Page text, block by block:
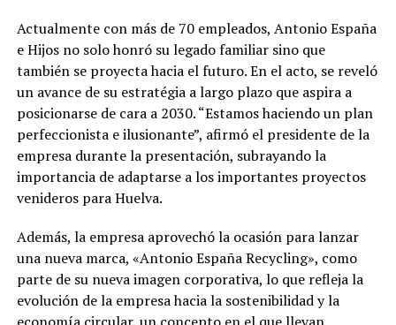
Actualmente con más de 70 empleados, Antonio España
e Hijos no solo honró su legado familiar sino que
también se proyecta hacia el futuro. En el acto, se reveló
un avance de su estratégia a largo plazo que aspira a
posicionarse de cara a 2030. “Estamos haciendo un plan
perfeccionista e ilusionante”, afirmó el presidente de la
empresa durante la presentación, subrayando la
importancia de adaptarse a los importantes proyectos
venideros para Huelva.
Además, la empresa aprovechó la ocasión para lanzar
una nueva marca, «Antonio España Recycling», como
parte de su nueva imagen corporativa, lo que refleja la
evolución de la empresa hacia la sostenibilidad y la